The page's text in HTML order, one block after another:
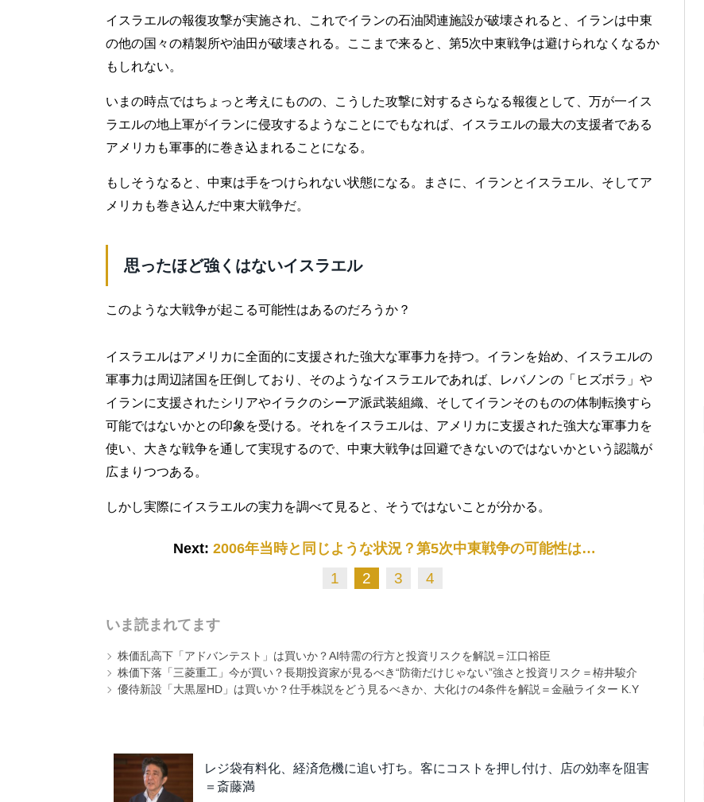
イスラエルの報復攻撃が実施され、これでイランの石油関連施設が破壊されると、イランは中東
の他の国々の精製所や油田が破壊される。ここまで来ると、第5次中東戦争は避けられなくなるか
もしれない。
いまの時点ではちょっと考えにものの、こうした攻撃に対するさらなる報復として、万が一イス
ラエルの地上軍がイランに侵攻するようなことにでもなれば、イスラエルの最大の支援者である
アメリカも軍事的に巻き込まれることになる。
もしそうなると、中東は手をつけられない状態になる。まさに、イランとイスラエル、そしてア
メリカも巻き込んだ中東大戦争だ。
思ったほど強くはないイスラエル
このような大戦争が起こる可能性はあるのだろうか？
イスラエルはアメリカに全面的に支援された強大な軍事力を持つ。イランを始め、イスラエルの
軍事力は周辺諸国を圧倒しており、そのようなイスラエルであれば、レバノンの「ヒズボラ」や
イランに支援されたシリアやイラクのシーア派武装組織、そしてイランそのものの体制転換すら
可能ではないかとの印象を受ける。それをイスラエルは、アメリカに支援された強大な軍事力を
使い、大きな戦争を通して実現するので、中東大戦争は回避できないのではないかという認識が
広まりつつある。
しかし実際にイスラエルの実力を調べて見ると、そうではないことが分かる。
Next: 2006年当時と同じような状況？第5次中東戦争の可能性は…
1 2 3 4
いま読まれてます
株価乱高下「アドバンテスト」は買いか？AI特需の行方と投資リスクを解説＝江口裕臣
株価下落「三菱重工」今が買い？長期投資家が見るべき“防衛だけじゃない”強さと投資リスク＝栫井駿介
優待新設「大黒屋HD」は買いか？仕手株説をどう見るべきか、大化けの4条件を解説＝金融ライター K.Y
レジ袋有料化、経済危機に追い打ち。客にコストを押し付け、店の効率を阻害
＝斎藤満